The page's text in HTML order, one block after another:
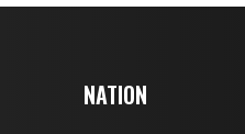
NATION